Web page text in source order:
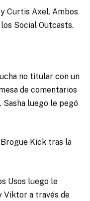
Curtis Axel. Ambos
Social Outcasts.
no titular con un
de comentarios
Sasha luego le pegó
Kick tras la
Usos luego le
Viktor a través de